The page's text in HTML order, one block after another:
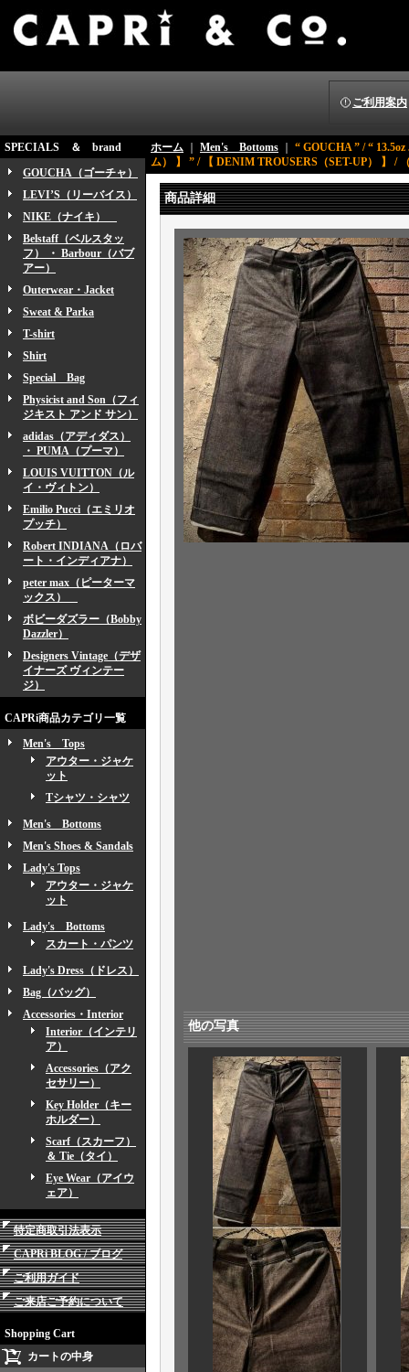
ご利用案内
SPECIALS ＆ brand
GOUCHA（ゴーチャ）
LEVI’S（リーバイス）
NIKE（ナイキ）
Belstaff（ベルスタッ
フ） ・ Barbour（バブ
アー）
Outerwear・Jacket
Sweat & Parka
T-shirt
Shirt
Special Bag
Physicist and Son（フィ
ジキスト アンド サン）
adidas（アディダス）
・ PUMA（プーマ）
LOUIS VUITTON（ル
イ・ヴィトン）
Emilio Pucci（エミリオ
プッチ）
Robert INDIANA（ロバ
ート・インディアナ）
peter max（ピーターマ
ックス）
ボビーダズラー（Bobby
Dazzler）
Designers Vintage（デザ
イナーズ ヴィンテー
ジ）
CAPRi商品カテゴリ一覧
Men's Tops
アウター・ジャケ
ット
Tシャツ・シャツ
Men's Bottoms
Men's Shoes & Sandals
Lady's Tops
アウター・ジャケ
ット
Lady's Bottoms
スカート・パンツ
Lady's Dress（ドレス）
Bag（バッグ）
Accessories・Interior
Interior（インテリ
ア）
Accessories（アク
セサリー）
Key Holder（キー
ホルダー）
Scarf（スカーフ）
＆ Tie（タイ）
Eye Wear（アイウ
ェア）
特定商取引法表示
CAPRi BLOG / ブログ
ご利用ガイド
ご来店ご予約について
Shopping Cart
カートの中身
ホーム Men's Bottoms
“ GOUCHA ” / “
ム） 】 ” / 【 DENIM TROUSERS（SET-UP） 】 /
商品詳細
他の写真